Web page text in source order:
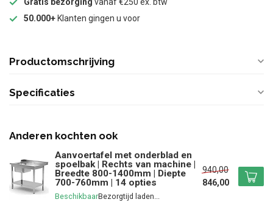
Gratis bezorging vanaf €250 ex. btw
50.000+ Klanten gingen u voor
Productomschrijving
Specificaties
Anderen kochten ook
Aanvoertafel met onderblad en
spoelbak | Rechts van machine |
Breedte 800-1400mm | Diepte
700-760mm | 14 opties
Beschikbaar
940,00
846,00